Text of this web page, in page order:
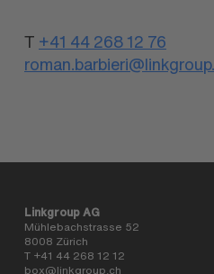
T +41 44 268 12 76
Linkgroup AG
Mühlebachstrasse 52
8008 Zürich
T +41 44 268 12 12
box@linkgroup.ch